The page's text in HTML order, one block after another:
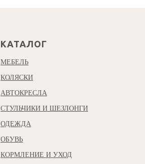
КАТАЛОГ
МЕБЕЛЬ
КОЛЯСКИ
АВТОКРЕСЛА
СТУЛЬЧИКИ И ШЕЗЛОНГИ
ОДЕЖДА
ОБУВЬ
КОРМЛЕНИЕ И УХОД